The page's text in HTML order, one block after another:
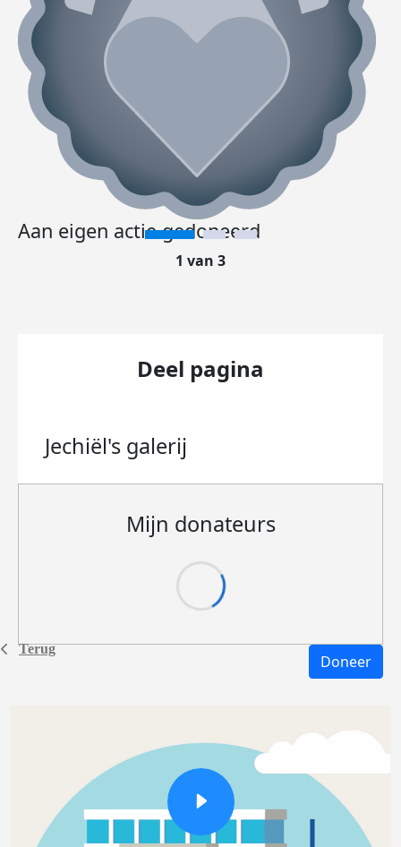
Terug
Aan eigen actie gedoneerd
1 van 3
Deel pagina
Jechiël's galerij
Mijn donateurs
Doneer